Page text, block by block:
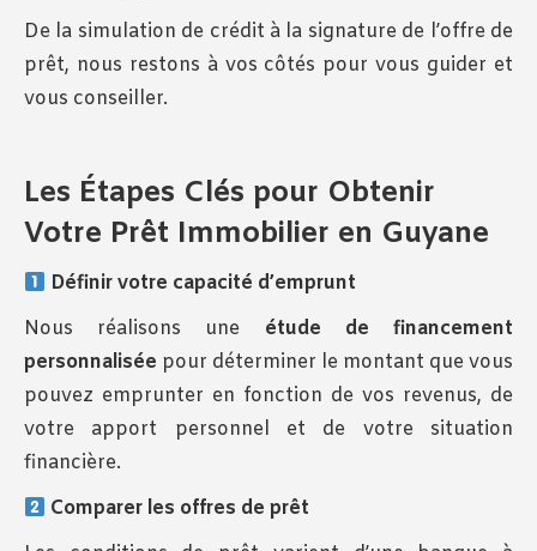
De la simulation de crédit à la signature de l’offre de
prêt, nous restons à vos côtés pour vous guider et
vous conseiller.
Les Étapes Clés pour Obtenir
Votre Prêt Immobilier en Guyane
Définir votre capacité d’emprunt
Nous réalisons une étude de financement
personnalisée pour déterminer le montant que vous
pouvez emprunter en fonction de vos revenus, de
votre apport personnel et de votre situation
financière.
Comparer les offres de prêt